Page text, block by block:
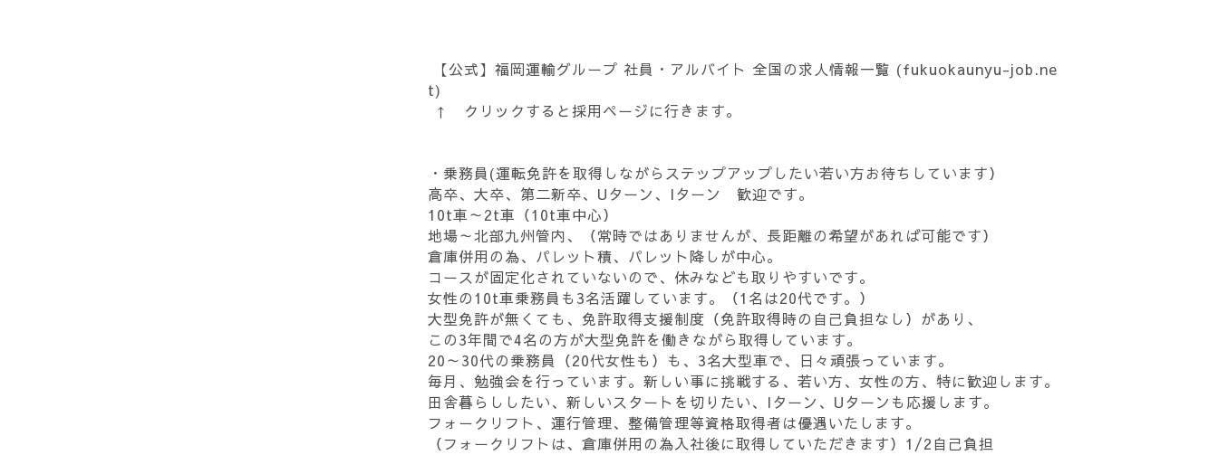
【公式】福岡運輸グループ 社員・アルバイト 全国の求人情報一覧 (fukuokaunyu-job.ne
t)
↑ クリックすると採用ページに行きます。
・乗務員(運転免許を取得しながらステップアップしたい若い方お待ちしています）
高卒、大卒、第二新卒、Uターン、Iターン 歓迎です。
10t車～2t車（10t車中心）
地場～北部九州管内、（常時ではありませんが、長距離の希望があれば可能です）
倉庫併用の為、パレット積、パレット降しが中心。
コースが固定化されていないので、休みなども取りやすいです。
女性の10t車乗務員も3名活躍しています。（1名は20代です。）
大型免許が無くても、免許取得支援制度（免許取得時の自己負担なし）があり、
この3年間で4名の方が大型免許を働きながら取得しています。
20～30代の乗務員（20代女性も）も、3名大型車で、日々頑張っています。
毎月、勉強会を行っています。新しい事に挑戦する、若い方、女性の方、特に歓迎します。
田舎暮らししたい、新しいスタートを切りたい、Iターン、Uターンも応援します。
フォークリフト、運行管理、整備管理等資格取得者は優遇いたします。
（フォークリフトは、倉庫併用の為入社後に取得していただきます）1/2自己負担